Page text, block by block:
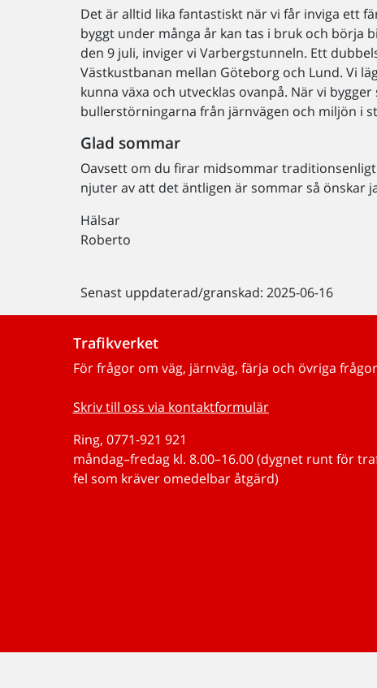
Det är alltid lika fantastiskt när vi får inviga ett
byggt under många år kan tas i bruk och börja
den 9 juli, inviger vi Varbergstunneln. Ett
Västkustbanan mellan Göteborg och Lund. Vi
kunna växa och utvecklas ovanpå. När vi
bullerstörningarna från järnvägen och miljön i
Glad sommar
Oavsett om du firar midsommar
njuter av att det äntligen är sommar så önskar
Hälsar
Roberto
Senast uppdaterad/granskad: 2025-06-16
Trafikverket
För frågor om väg, järnväg, färja och övriga
Skriv till oss via kontaktformulär
Ring, 0771-921 921
måndag–fredag kl. 8.00–16.00 (dygnet runt för
fel som kräver omedelbar åtgärd)